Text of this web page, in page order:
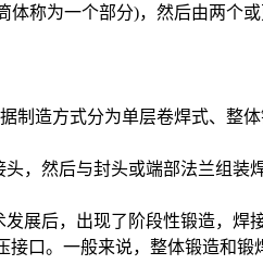
称为一个部分)，然后由两个
制造方式分为单层卷焊式、整
，然后与封头或端部法兰组装
展后，出现了阶段性锻造，焊
口。一般来说，整体锻造和锻